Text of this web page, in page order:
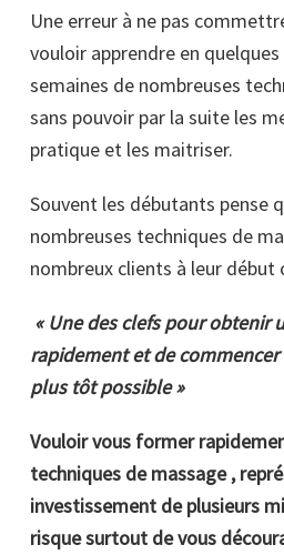
Une erreur à ne pas
vouloir apprendre en
semaines de nombreuses
sans pouvoir par la suite les
pratique et les maitriser.
Souvent les débutants pense
nombreuses techniques de
nombreux clients à leur début
« Une des clefs pour obtenir
rapidement et de
plus tôt possible »
Vouloir vous former
techniques de massage ,
investissement de plusieurs
risque surtout de vous